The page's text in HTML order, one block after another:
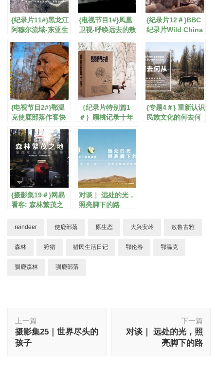
{纪录片11#}黑龙江
阿穆尔流域-东亚生
{电视节目1#}凤凰
卫视-呼唤远去的敖
{纪录片12＃}BBC
纪录片Wild China
{电视节目2#}鄂温
克使鹿部落作客快
｛纪录片特别篇1
＃｝顾桃记录十年
{专题4＃} 重新认识
民族文化的何去何
{摄影集19＃}网易
看客: 森林繁茂之
对谈｜ 远处的光，
照亮脚下的路
reindeer 使鹿部落 原生态 大兴安岭 敖鲁古雅
森林 狩猎 猎民生活日记 鄂伦春 鄂温克
驯鹿森林 驯鹿部落
文
导
航
上一篇
摄影集25｜世界尽头的
孩子
下一篇
对谈｜ 远处的光，照
亮脚下的路